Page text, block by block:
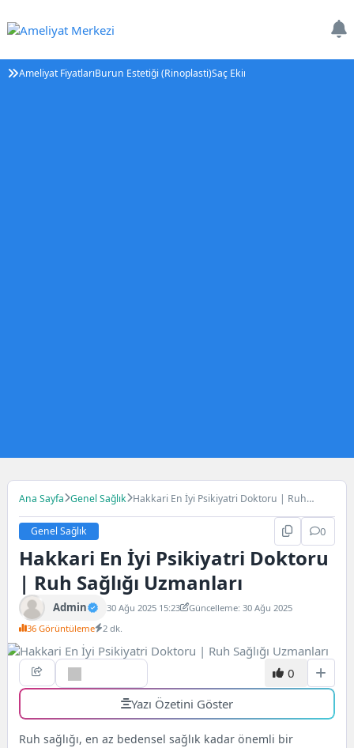
Ameliyat FiyatlarıBurun Estetiği (Rinoplasti)Saç Ekimi
Ana Sayfa Genel Sağlık Hakkari En İyi Psikiyatri Doktoru | Ruh
Genel Sağlık
0
Hakkari En İyi Psikiyatri Doktoru
| Ruh Sağlığı Uzmanları
Admin 30 Ağu 2025 15:23
Güncelleme: 30 Ağu 2025
36 Görüntüleme
2 dk.
0
Yazı Özetini Göster
Ruh sağlığı, en az bedensel sağlık kadar önemli bir